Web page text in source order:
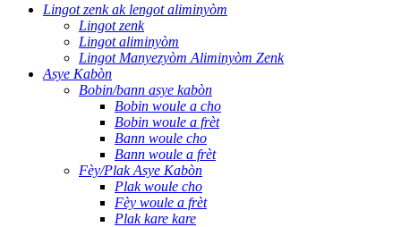
Lingot zenk ak lengot aliminyòm
Lingot zenk
Lingot aliminyòm
Lingot Manyezyòm Aliminyòm Zenk
Asye Kabòn
Bobin/bann asye kabòn
Bobin woule a cho
Bobin woule a frèt
Bann woule cho
Bann woule a frèt
Fèy/Plak Asye Kabòn
Plak woule cho
Fèy woule a frèt
Plak kare kare